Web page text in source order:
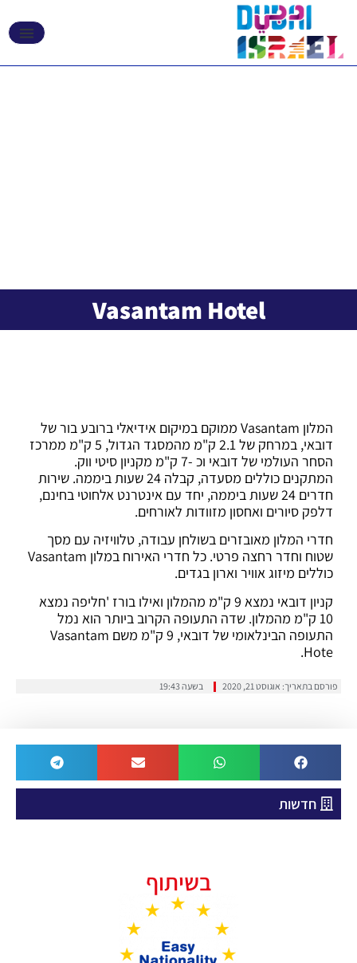
Vasantam Hotel
המלון Vasantam ממוקם במיקום אידיאלי ברובע בור של
דובאי, במרחק של 2.1 ק"מ מהמסגד הגדול, 5 ק"מ ממרכז
הסחר העולמי של דובאי וכ -7 ק"מ מקניון סיטי ווק.
המתקנים כוללים מסעדה, קבלה 24 שעות ביממה. שירות
חדרים 24 שעות ביממה, יחד עם אינטרנט אלחוטי בחינם,
דלפק סיורים ואחסון מזוודות לאורחים.
חדרי המלון מאובזרים בשולחן עבודה, טלוויזיה עם מסך
שטוח וחדר רחצה פרטי. כל חדרי האירוח במלון Vasantam
כוללים מיזוג אוויר וארון בגדים.
קניון דובאי נמצא 9 ק"מ מהמלון ואילו בורז 'חליפה נמצא
10 ק"מ מהמלון. שדה התעופה הקרוב ביותר הוא נמל
התעופה הבינלאומי של דובאי, 9 ק"מ משם Vasantam
Hote.
פורסם בתאריך: אוגוסט 21, 2020 בשעה19:43
חדשות
בשיתוף